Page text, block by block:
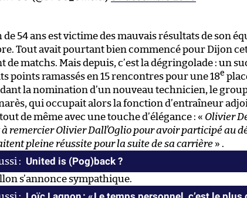
de 54 ans est victime des mauvais résultats de son
Tout avait pourtant bien commencé pour Dijon
de matchs. Mais depuis, c’est la dégringolade : un
points ramassés en 15 rencontres pour une 18e
la nomination d’un nouveau technicien, le
qui occupait alors la fonction d’entraîneur
de même avec une touche d’élégance : « Olivier
remercier Olivier Dall’Oglio pour avoir participé au
pleine réussite pour la suite de sa carrière » .
United is (Pog)back ?
s’annonce sympathique.